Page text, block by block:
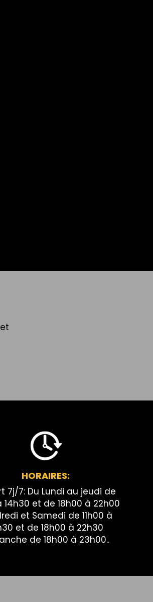
HORAIRES:
7j/7: Du Lundi au jeudi de
14h30 et de 18h00 à 22h00
et Samedi de 11h00 à
et de 18h00 à 22h30
de 18h00 à 23h00..